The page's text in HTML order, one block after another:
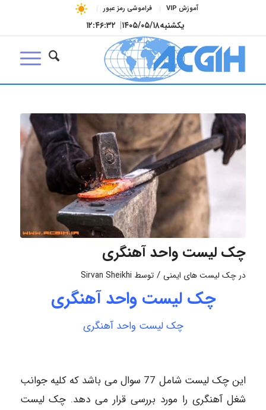
آموزش VIP فراموشی رمز عبور
یکشنبه۱۴۰۵/۰۵/۱۸| ۱۲:۴۶:۳۳
چک لیست واحد آهنگری
در چک لیست های ایمنی / توسط Sirvan Sheikhi
چک لیست واحد آهنگری
چک لیست واحد آهنگری
این چک لیست شامل 77 سوال می باشد که کلیه جوانب
شغل آهنگری را مورد بررسی قرار می دهد. چک لیست